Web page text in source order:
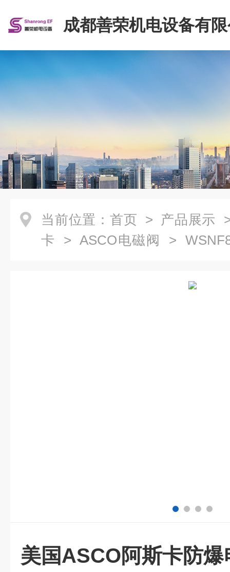
成都善荣机电设备有
当前位置： 首页 > 产品展示
卡 > ASCO电磁阀 >
美国ASCO阿斯卡防